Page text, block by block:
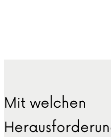
Mit welchen